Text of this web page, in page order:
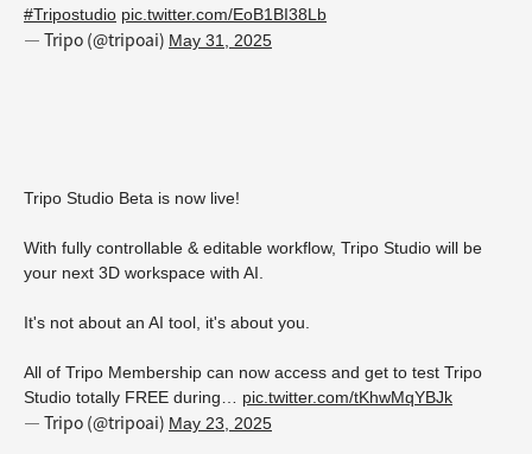
#Tripostudio pic.twitter.com/EoB1BI38Lb
— Tripo (@tripoai) May 31, 2025
Tripo Studio Beta is now live!
With fully controllable & editable workflow, Tripo Studio will be
your next 3D workspace with AI.
It's not about an AI tool, it's about you.
All of Tripo Membership can now access and get to test Tripo
Studio totally FREE during… pic.twitter.com/tKhwMqYBJk
— Tripo (@tripoai) May 23, 2025